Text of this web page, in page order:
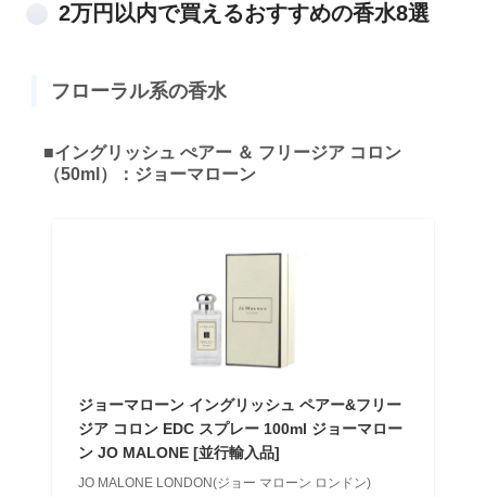
2万円以内で買えるおすすめの香水8選
フローラル系の香水
■イングリッシュ ぺアー ＆ フリージア コロン
（50ml）：ジョーマローン
ジョーマローン イングリッシュ ペアー&フリー
ジア コロン EDC スプレー 100ml ジョーマロー
ン JO MALONE [並行輸入品]
JO MALONE LONDON(ジョー マローン ロンドン)